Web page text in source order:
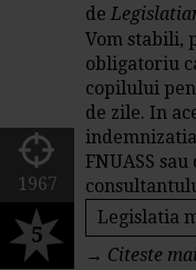
de
Vom stabili,
obligatoriu
copilului
de zile. In
FNUASS
Legislatia
→ Citeste
1967
5